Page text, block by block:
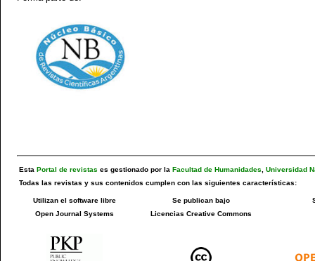
EstaPortal de revistas es gestionado por laFacultad de Humanidades,Universidad
Todas las revistas y sus contenidos cumplen con las siguientes características:
Utilizan el software libre
Open Journal Systems
Se publican bajo
Licencias Creative Commons